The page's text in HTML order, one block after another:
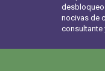
desbloqueo
nocivas de
consultante